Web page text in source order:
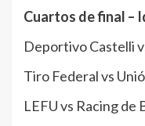
Cuartos de final –
Deportivo Castelli
Tiro Federal vs
LEFU vs Racing de